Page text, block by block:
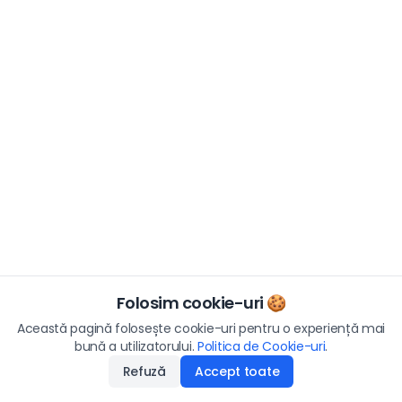
Folosim cookie-uri 🍪
Această pagină folosește cookie-uri pentru o experiență mai
bună a utilizatorului. Politica de Cookie-uri.
Refuză
Accept toate